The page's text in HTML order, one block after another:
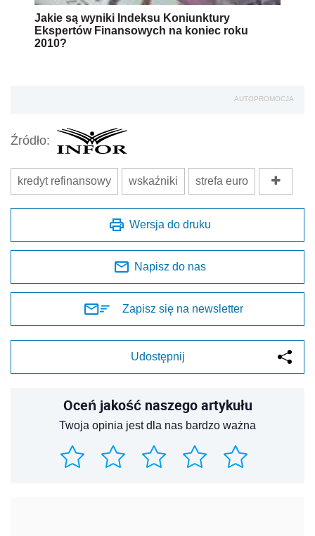
Jakie są wyniki Indeksu Koniunktury
Ekspertów Finansowych na koniec roku
2010?
AUTOPROMOCJA
Źródło:
kredyt refinansowy wskaźniki strefa euro
Wersja do druku
Napisz do nas
Zapisz się na newsletter
Udostępnij
Oceń jakość naszego artykułu
Twoja opinia jest dla nas bardzo ważna